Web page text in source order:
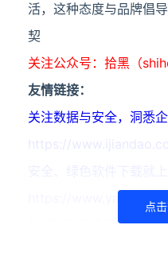
活，这种态度与品牌倡
契
关注公众号：拾黑（
友情链接：
关注数据与安全，洞悉企
https://
https://
*文章为作者独立观点，不
点